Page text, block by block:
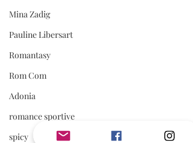
Mina Zadig
Pauline Libersart
Romantasy
Rom Com
Adonia
romance sportive
spicy